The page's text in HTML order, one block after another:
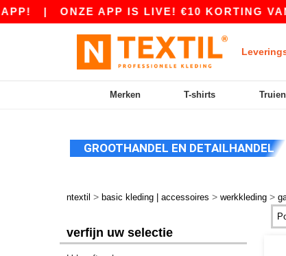
| ONZE APP IS LIVE! €10 KORTING
Merken T-shirts Truien
GROOTHANDEL EN DETAILHANDEL
ntextil > basic kleding | accessoires > werkkleding >
verfijn uw selectie